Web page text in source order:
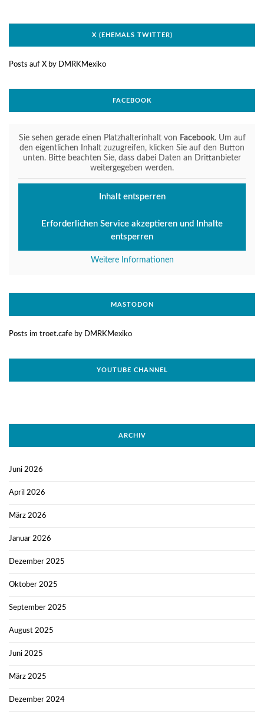
X (EHEMALS TWITTER)
Posts auf X by DMRKMexiko
FACEBOOK
Sie sehen gerade einen Platzhalterinhalt von Facebook. Um auf
den eigentlichen Inhalt zuzugreifen, klicken Sie auf den Button
unten. Bitte beachten Sie, dass dabei Daten an Drittanbieter
weitergegeben werden.
Inhalt entsperren
Erforderlichen Service akzeptieren und Inhalte
entsperren
Weitere Informationen
MASTODON
Posts im troet.cafe by DMRKMexiko
YOUTUBE CHANNEL
ARCHIV
Juni 2026
April 2026
März 2026
Januar 2026
Dezember 2025
Oktober 2025
September 2025
August 2025
Juni 2025
März 2025
Dezember 2024